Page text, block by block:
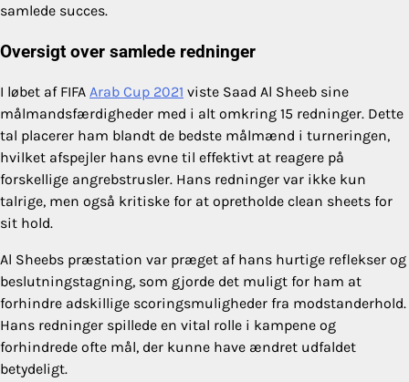
samlede succes.
Oversigt over samlede redninger
I løbet af FIFA Arab Cup 2021 viste Saad Al Sheeb sine
målmandsfærdigheder med i alt omkring 15 redninger. Dette
tal placerer ham blandt de bedste målmænd i turneringen,
hvilket afspejler hans evne til effektivt at reagere på
forskellige angrebstrusler. Hans redninger var ikke kun
talrige, men også kritiske for at opretholde clean sheets for
sit hold.
Al Sheebs præstation var præget af hans hurtige reflekser og
beslutningstagning, som gjorde det muligt for ham at
forhindre adskillige scoringsmuligheder fra modstanderhold.
Hans redninger spillede en vital rolle i kampene og
forhindrede ofte mål, der kunne have ændret udfaldet
betydeligt.